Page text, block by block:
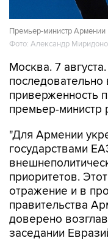
Премьер-министр
Фото: Александр
Москва. 7
последовательно
приверженность
премьер-министр
"Для Армении
государствами
приоритетов.
отражение и в
правительства
доверено
заседании